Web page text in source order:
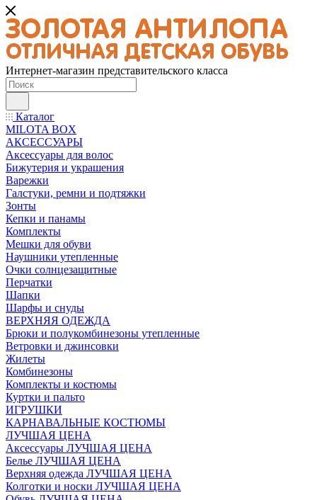
Интернет-магазин представительского класса
Каталог
MILOTA BOX
АКСЕССУАРЫ
Аксессуары для волос
Бижутерия и украшения
Варежки
Галстуки, ремни и подтяжки
Зонты
Кепки и панамы
Комплекты
Мешки для обуви
Наушники утепленные
Очки солнцезащитные
Перчатки
Шапки
Шарфы и снуды
ВЕРХНЯЯ ОДЕЖДА
Брюки и полукомбинезоны утепленные
Ветровки и джинсовки
Жилеты
Комбинезоны
Комплекты и костюмы
Куртки и пальто
ИГРУШКИ
КАРНАВАЛЬНЫЕ КОСТЮМЫ
ЛУЧШАЯ ЦЕНА
Аксессуары ЛУЧШАЯ ЦЕНА
Белье ЛУЧШАЯ ЦЕНА
Верхняя одежда ЛУЧШАЯ ЦЕНА
Колготки и носки ЛУЧШАЯ ЦЕНА